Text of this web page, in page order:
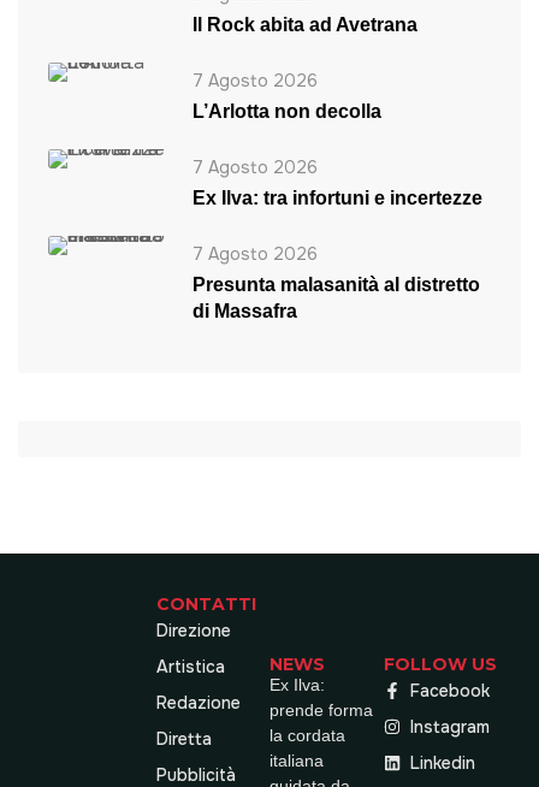
ll Rock abita ad Avetrana
7 Agosto 2026
L’Arlotta non decolla
7 Agosto 2026
Ex Ilva: tra infortuni e incertezze
7 Agosto 2026
Presunta malasanità al distretto
di Massafra
CONTATTI
Direzione
Artistica
Redazione
Diretta
Pubblicità
NEWS
Ex Ilva:
prende forma
la cordata
italiana
FOLLOW US
Facebook
Instagram
Linkedin